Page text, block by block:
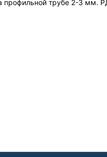
трубе 2-3 мм.